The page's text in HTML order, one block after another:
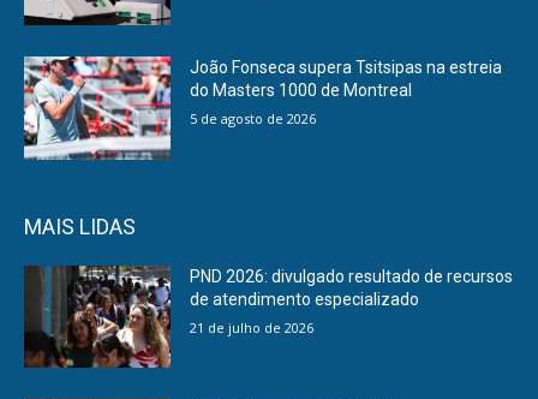
João Fonseca supera Tsitsipas na estreia
do Masters 1000 de Montreal
5 de agosto de 2026
MAIS LIDAS
PND 2026: divulgado resultado de recursos
de atendimento especializado
21 de julho de 2026